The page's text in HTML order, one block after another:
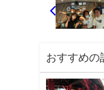
おすすめの